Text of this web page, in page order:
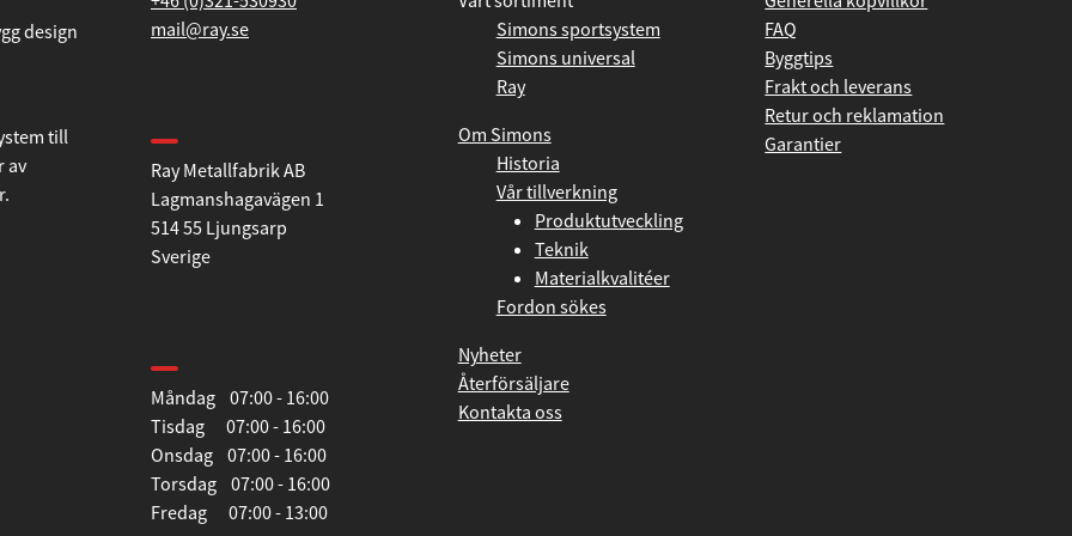
design
till
mail@ray.se
Ray Metallfabrik AB
Lagmanshagavägen 1
514 55 Ljungsarp
Sverige
Måndag 07:00 - 16:00
Tisdag 07:00 - 16:00
Onsdag 07:00 - 16:00
Torsdag 07:00 - 16:00
Fredag 07:00 - 13:00
Simons sportsystem
Simons universal
Ray
Om Simons
Historia
Vår tillverkning
Produktutveckling
Teknik
Materialkvalitéer
Fordon sökes
Nyheter
Återförsäljare
Kontakta oss
FAQ
Byggtips
Frakt och leverans
Retur och reklamation
Garantier